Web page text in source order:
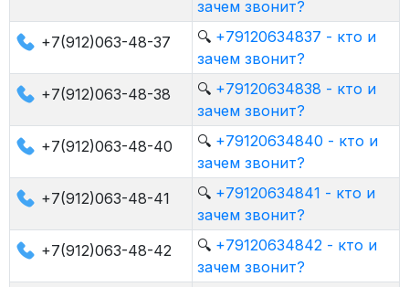
зачем звонит?
+7(912)063-48-37
🔍 +79120634837 - кто и
зачем звонит?
+7(912)063-48-38
🔍 +79120634838 - кто и
зачем звонит?
+7(912)063-48-40
🔍 +79120634840 - кто и
зачем звонит?
+7(912)063-48-41
🔍 +79120634841 - кто и
зачем звонит?
+7(912)063-48-42
🔍 +79120634842 - кто и
зачем звонит?